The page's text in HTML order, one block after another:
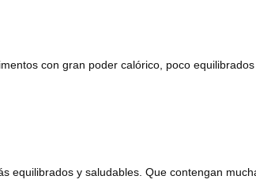
con gran poder calórico, poco
equilibrados y saludables. Que contengan